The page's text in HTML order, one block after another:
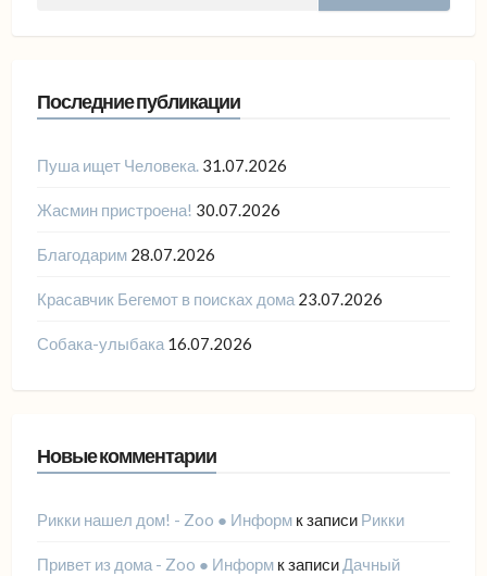
Последние публикации
Пуша ищет Человека. 31.07.2026
Жасмин пристроена! 30.07.2026
Благодарим 28.07.2026
Красавчик Бегемот в поисках дома 23.07.2026
Собака-улыбака 16.07.2026
Новые комментарии
Рикки нашел дом! - Zoo ● Информк записи Рикки
Привет из дома - Zoo ● Информк записи Дачный